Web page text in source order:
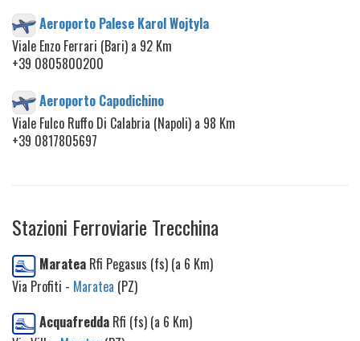
Aeroporto Palese Karol Wojtyla
Viale Enzo Ferrari (Bari) a 92 Km
+39 0805800200
Aeroporto Capodichino
Viale Fulco Ruffo Di Calabria (Napoli) a 98 Km
+39 0817805697
Stazioni Ferroviarie Trecchina
Maratea Rfi Pegasus (fs) (a 6 Km)
Via Profiti - Maratea (PZ)
Acquafredda Rfi (fs) (a 6 Km)